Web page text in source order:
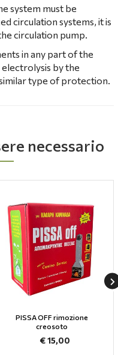
necessario
PISSA OFF rimozione
creosoto
€ 15,00
system must be
circulation systems, it is
circulation pump.
in any part of the
by the
type of protection.